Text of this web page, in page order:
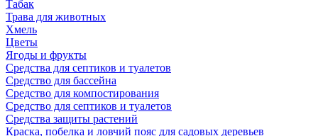
Табак
Трава для животных
Хмель
Цветы
Ягоды и фрукты
Средства для септиков и туалетов
Средство для бассейна
Средство для компостирования
Средство для септиков и туалетов
Средства защиты растений
Краска, побелка и ловчий пояс для садовых деревьев